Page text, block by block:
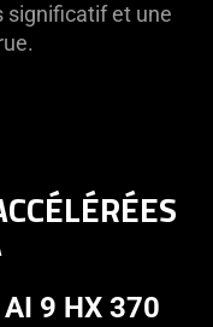
significatif et une
9 HX 370